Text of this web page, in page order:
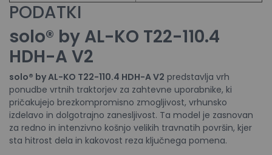
PODATKI
solo® by AL-KO T22-110.4
HDH-A V2
solo® by AL-KO T22-110.4 HDH-A V2 predstavlja vrh
ponudbe vrtnih traktorjev za zahtevne uporabnike, ki
pričakujejo brezkompromisno zmogljivost, vrhunsko
izdelavo in dolgotrajno zanesljivost. Ta model je zasnovan
za redno in intenzivno košnjo velikih travnatih površin, kjer
sta hitrost dela in kakovost reza ključnega pomena.